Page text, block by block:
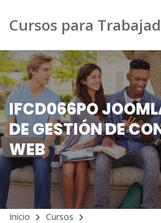
Cursos para
IFCD066PO
DE GESTIÓN DE
WEB
Inicio
Cursos